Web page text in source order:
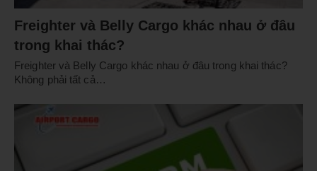
Freighter và Belly Cargo khác nhau ở đâu
trong khai thác?
Freighter và Belly Cargo khác nhau ở đâu trong khai thác?
Không phải tất cả…